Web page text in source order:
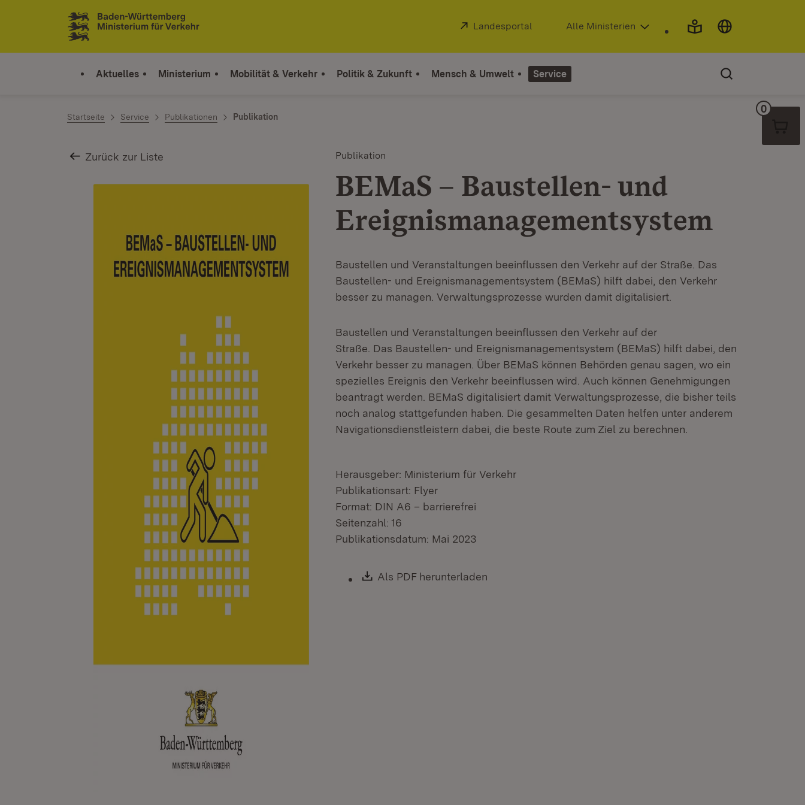
Zum Inhalt springen
Link zur Startseite
Extern:
Landesportal (Öffnet in neuem Fenster)
Alle Ministerien
Aktuelles Ministerium Mobilität & Verkehr Politik & Zukunft Mensch & Umwelt Service
Startseite Service Publikationen Publikation
Zurück zur Liste Publikation
BEMaS – Baustellen- und
Ereignismanagementsystem
Baustellen und Veranstaltungen beeinflussen den Verkehr auf der Straße. Das
Baustellen- und Ereignismanagementsystem (BEMaS) hilft dabei, den Verkehr
besser zu managen. Verwaltungsprozesse wurden damit digitalisiert.
Baustellen und Veranstaltungen beeinflussen den Verkehr auf der
Straße. Das Baustellen- und Ereignismanagementsystem (BEMaS) hilft dabei, den
Verkehr besser zu managen. Über BEMaS können Behörden genau sagen, wo ein
spezielles Ereignis den Verkehr beeinflussen wird. Auch können Genehmigungen
beantragt werden. BEMaS digitalisiert damit Verwaltungsprozesse, die bisher teils
noch analog stattgefunden haben. Die gesammelten Daten helfen unter anderem
Navigationsdienstleistern dabei, die beste Route zum Ziel zu berechnen.
Herausgeber: Ministerium für Verkehr
Publikationsart: Flyer
Format: DIN A6 – barrierefrei
Seitenzahl: 16
Publikationsdatum: Mai 2023
Download:
Als PDF herunterladen
0